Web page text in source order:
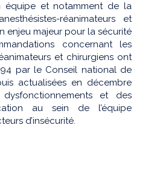
équipe et notamment de la
réanimateurs et
enjeu majeur pour la sécurité
concernant les
et chirurgiens ont
par le Conseil national de
actualisées en décembre
et des
au sein de l’équipe
d’insécurité.